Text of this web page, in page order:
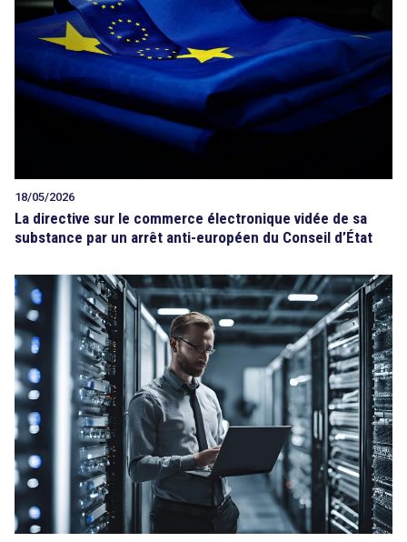
Tout sur le droit de l'innovation
CONTACT
18/05/2026
La directive sur le commerce électronique vidée de sa
substance par un arrêt anti-européen du Conseil d’État